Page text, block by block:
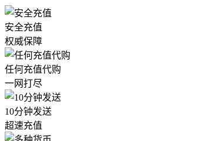
安全充值
权威保障
任何充值代购
一网打尽
10分钟发送
超速充值